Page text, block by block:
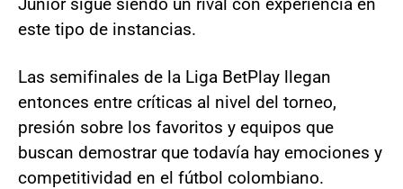
este tipo de instancias.
Las semifinales de la Liga BetPlay llegan
entonces entre críticas al nivel del torneo,
presión sobre los favoritos y equipos que
buscan demostrar que todavía hay emociones y
competitividad en el fútbol colombiano.